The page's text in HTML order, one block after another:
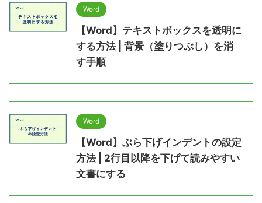
Word
【Word】テキストボックスを透明に
する方法 | 背景（塗りつぶし）を消
す手順
Word
【Word】ぶら下げインデントの設定
方法 | 2行目以降を下げて読みやすい
文書にする